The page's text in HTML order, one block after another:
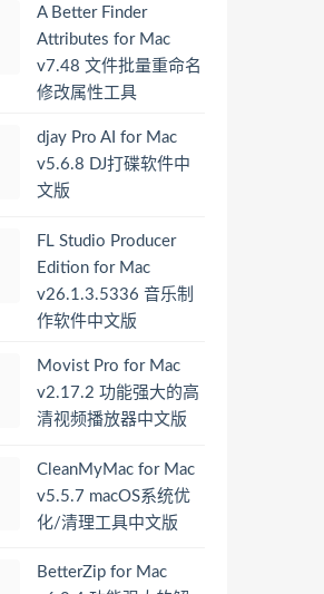
A Better Finder
Attributes for Mac
v7.48 文件批量重命名
修改属性工具
djay Pro AI for Mac
v5.6.8 DJ打碟软件中
文版
FL Studio Producer
Edition for Mac
v26.1.3.5336 音乐制
作软件中文版
Movist Pro for Mac
v2.17.2 功能强大的高
清视频播放器中文版
CleanMyMac for Mac
v5.5.7 macOS系统优
化/清理工具中文版
BetterZip for Mac